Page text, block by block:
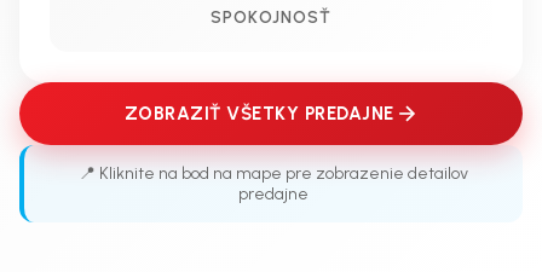
SPOKOJNOSŤ
ZOBRAZIŤ VŠETKY PREDAJNE
📍 Kliknite na bod na mape pre zobrazenie detailov
predajne